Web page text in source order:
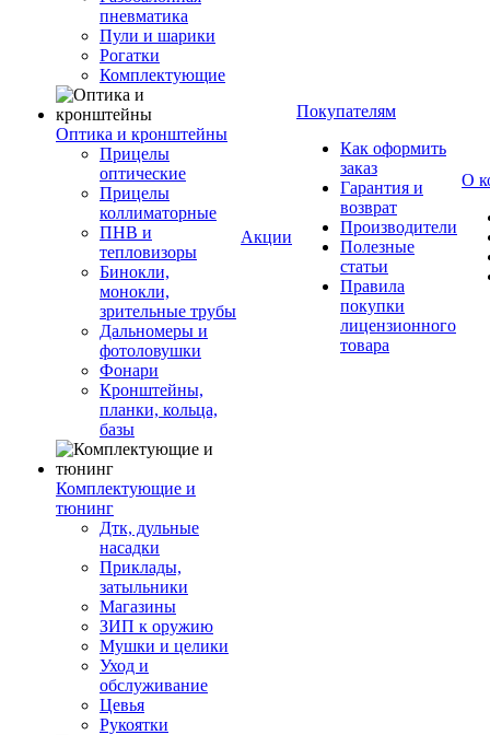
пневматика
Пули и шарики
Рогатки
Комплектующие
Оптика и кронштейны
Прицелы
оптические
Прицелы
коллиматорные
ПНВ и
тепловизоры
Бинокли,
монокли,
зрительные трубы
Дальномеры и
фотоловушки
Фонари
Кронштейны,
планки, кольца,
базы
Комплектующие и
тюнинг
Дтк, дульные
насадки
Приклады,
затыльники
Магазины
ЗИП к оружию
Мушки и целики
Уход и
обслуживание
Цевья
Рукоятки
Акции
Покупателям
Как оформить
заказ
Гарантия и
возврат
Производители
Полезные
статьи
Правила
покупки
лицензионного
товара
О